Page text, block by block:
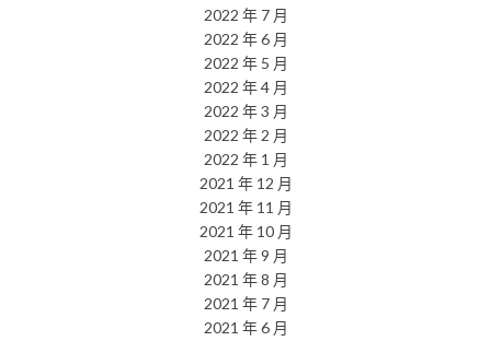
2022 年 7 月
2022 年 6 月
2022 年 5 月
2022 年 4 月
2022 年 3 月
2022 年 2 月
2022 年 1 月
2021 年 12 月
2021 年 11 月
2021 年 10 月
2021 年 9 月
2021 年 8 月
2021 年 7 月
2021 年 6 月